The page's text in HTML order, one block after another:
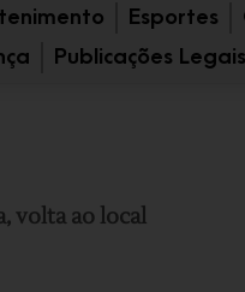
Esportes
Publicações Legais
volta ao local